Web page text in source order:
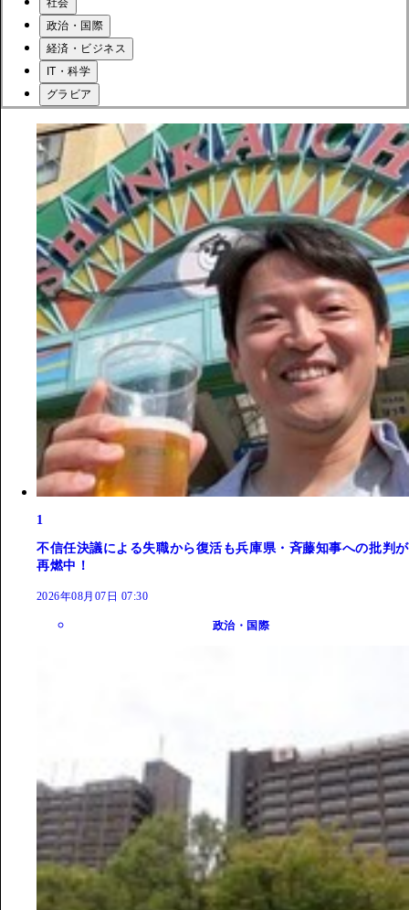
政治・国際
経済・ビジネス
IT・科学
グラビア
1
不信任決議による失職から復活も兵庫県・斉藤知事への批判が
再燃中！
2026年08月07日 07:30
政治・国際